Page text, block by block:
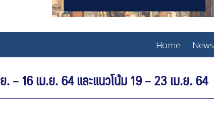
Home News
16 เม.ย. 64 และแนวโน้ม 19 – 23 เม.ย. 64